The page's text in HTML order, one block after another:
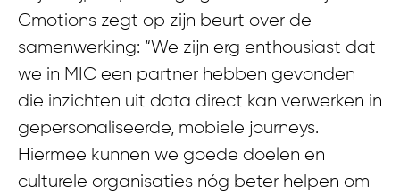
Cmotions zegt op zijn beurt over de
samenwerking: “We zijn erg enthousiast dat
we in MIC een partner hebben gevonden
die inzichten uit data direct kan verwerken in
gepersonaliseerde, mobiele journeys.
Hiermee kunnen we goede doelen en
culturele organisaties nóg beter helpen om